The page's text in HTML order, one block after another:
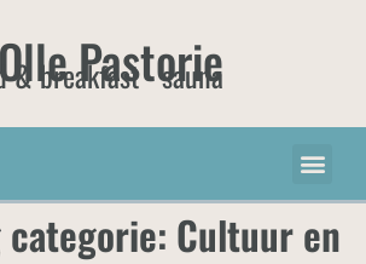
Pastorie
& breakfast - sauna
categorie: Cultuur en